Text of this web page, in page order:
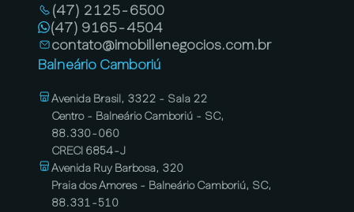
(47) 2125-6500
(47) 9165-4504
contato@imobillenegocios.com.br
Balneário Camboriú
Avenida Brasil, 3322 - Sala 22
Centro - Balneário Camboriú - SC,
88.330-060
CRECI 6854-J
Avenida Ruy Barbosa, 320
Praia dos Amores - Balneário Camboriú, SC,
88.331-510